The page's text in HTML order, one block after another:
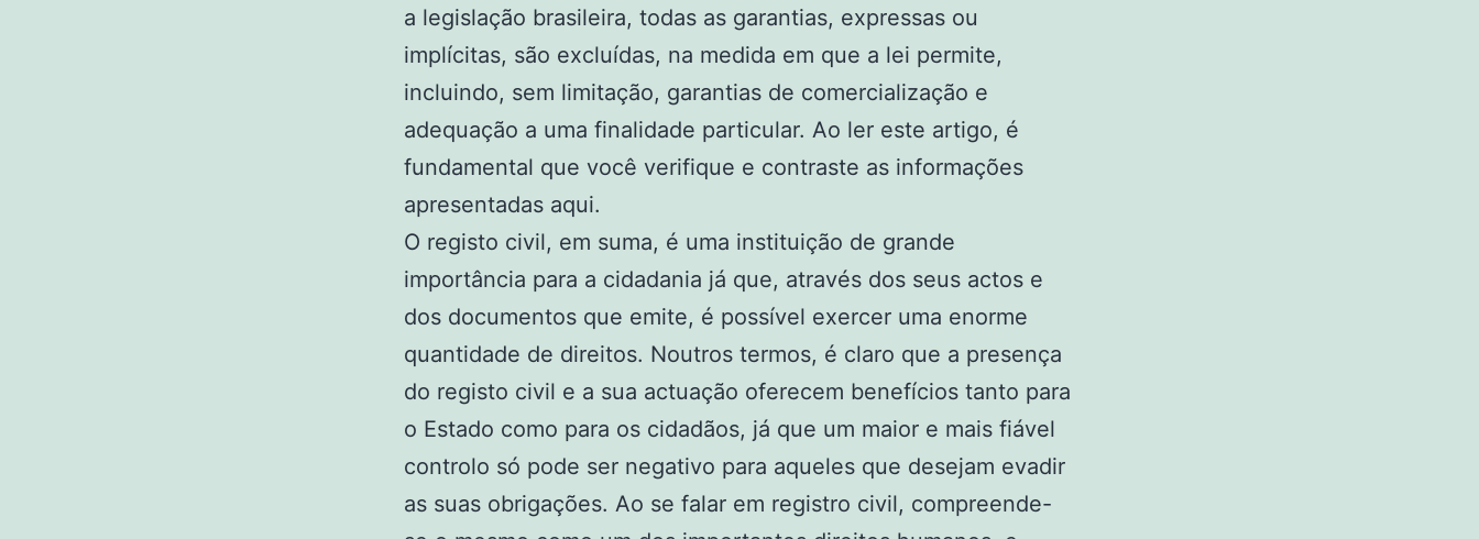
a legislação brasileira, todas as garantias, expressas ou
implícitas, são excluídas, na medida em que a lei permite,
incluindo, sem limitação, garantias de comercialização e
adequação a uma finalidade particular. Ao ler este artigo, é
fundamental que você verifique e contraste as informações
apresentadas aqui.
O registo civil, em suma, é uma instituição de grande
importância para a cidadania já que, através dos seus actos e
dos documentos que emite, é possível exercer uma enorme
quantidade de direitos. Noutros termos, é claro que a presença
do registo civil e a sua actuação oferecem benefícios tanto para
o Estado como para os cidadãos, já que um maior e mais fiável
controlo só pode ser negativo para aqueles que desejam evadir
as suas obrigações. Ao se falar em registro civil, compreende-